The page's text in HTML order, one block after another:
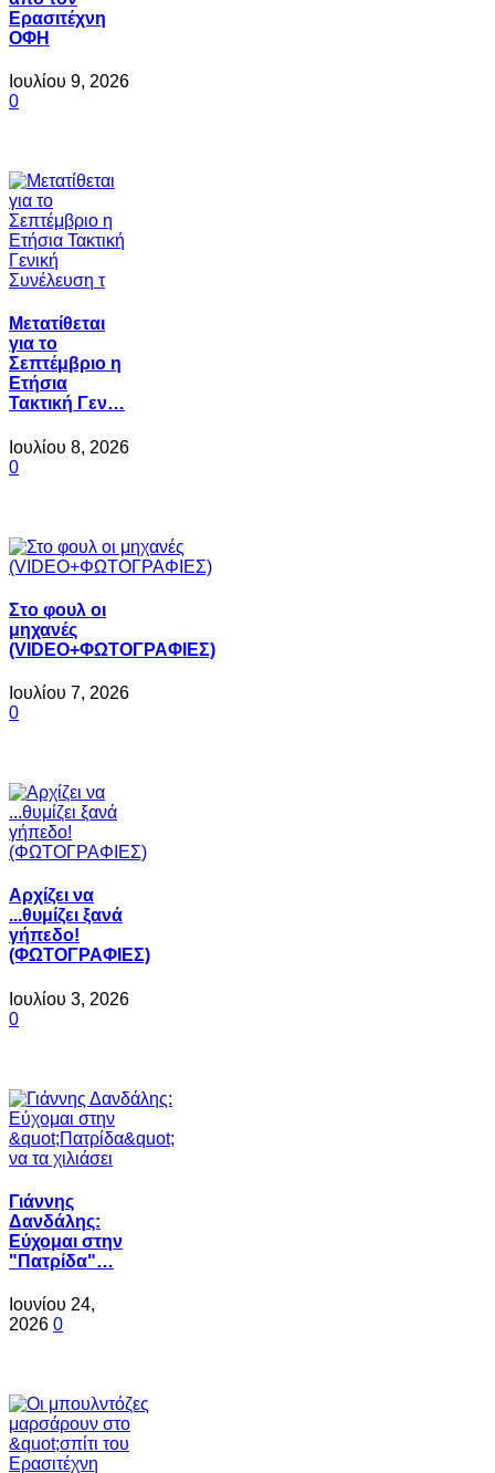
Ερασιτέχνη
ΟΦΗ
Ιουλίου 9, 2026
0
Μετατίθεται
για το
Σεπτέμβριο η
Ετήσια
Τακτική Γεν…
Ιουλίου 8, 2026
0
Στο φουλ οι
μηχανές
(VIDEO+ΦΩΤΟΓΡΑΦΙΕΣ)
Ιουλίου 7, 2026
0
Αρχίζει να
...θυμίζει ξανά
γήπεδο!
(ΦΩΤΟΓΡΑΦΙΕΣ)
Ιουλίου 3, 2026
0
Γιάννης
Δανδάλης:
Εύχομαι στην
"Πατρίδα"…
Ιουνίου 24,
2026 0